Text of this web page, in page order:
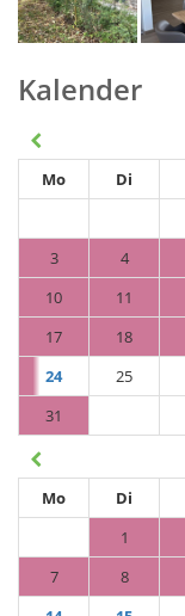
Kalender
Mo Di
3
4
10
11
17
18
24
25
31
Mo Di
1
7
8